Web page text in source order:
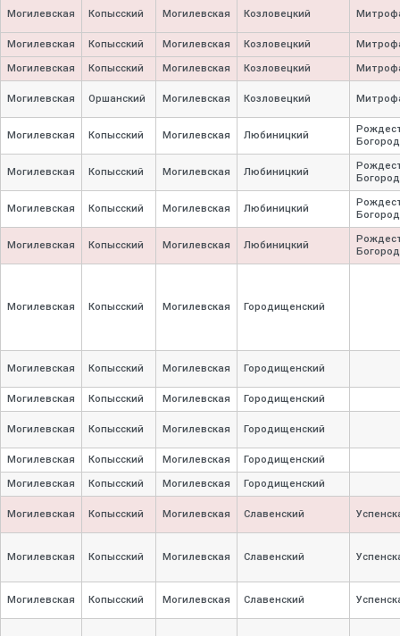
Могилевская Копысский Могилевская Козловецкий
Могилевская Копысский Могилевская Козловецкий
Могилевская Копысский Могилевская Козловецкий
Могилевская Оршанский Могилевская Козловецкий
Могилевская Копысский Могилевская Любиницкий
Могилевская Копысский Могилевская Любиницкий
Могилевская Копысский Могилевская Любиницкий
Могилевская Копысский Могилевская Любиницкий
Могилевская Копысский Могилевская Городищенский
Могилевская Копысский Могилевская Городищенский
Могилевская Копысский Могилевская Городищенский
Могилевская Копысский Могилевская Городищенский
Могилевская Копысский Могилевская Городищенский
Могилевская Копысский Могилевская Городищенский
Могилевская Копысский Могилевская Славенский
Могилевская Копысский Могилевская Славенский
Могилевская Копысский Могилевская Славенский